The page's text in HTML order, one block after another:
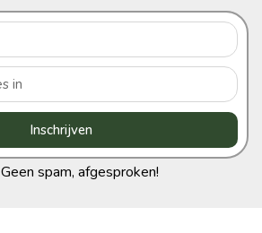
Inschrijven
Geen spam, afgesproken!